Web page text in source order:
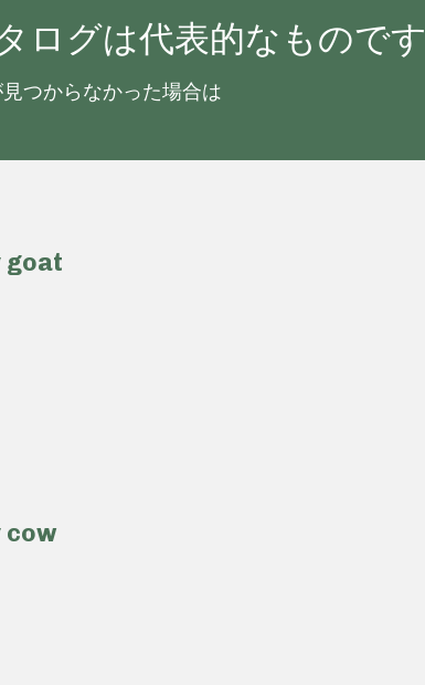
ログは代表的なものです
つからなかった場合は
goat
cow